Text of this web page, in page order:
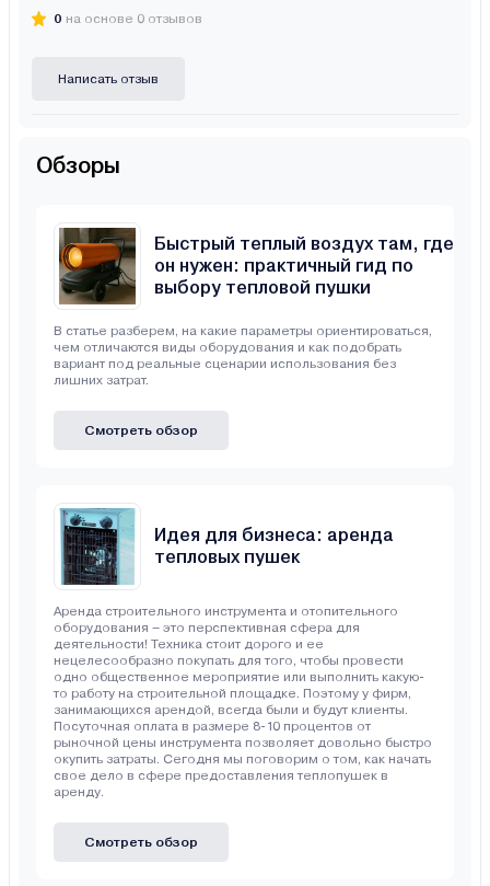
0 на основе 0 отзывов
Написать отзыв
Обзоры
Быстрый теплый воздух там, где
он нужен: практичный гид по
выбору тепловой пушки
В статье разберем, на какие параметры ориентироваться,
чем отличаются виды оборудования и как подобрать
вариант под реальные сценарии использования без
лишних затрат.
Смотреть обзор
Идея для бизнеса: аренда
тепловых пушек
Аренда строительного инструмента и отопительного
оборудования – это перспективная сфера для
деятельности! Техника стоит дорого и ее
нецелесообразно покупать для того, чтобы провести
одно общественное мероприятие или выполнить какую-
то работу на строительной площадке. Поэтому у фирм,
занимающихся арендой, всегда были и будут клиенты.
Посуточная оплата в размере 8-10 процентов от
рыночной цены инструмента позволяет довольно быстро
окупить затраты. Сегодня мы поговорим о том, как начать
свое дело в сфере предоставления теплопушек в
аренду.
Смотреть обзор